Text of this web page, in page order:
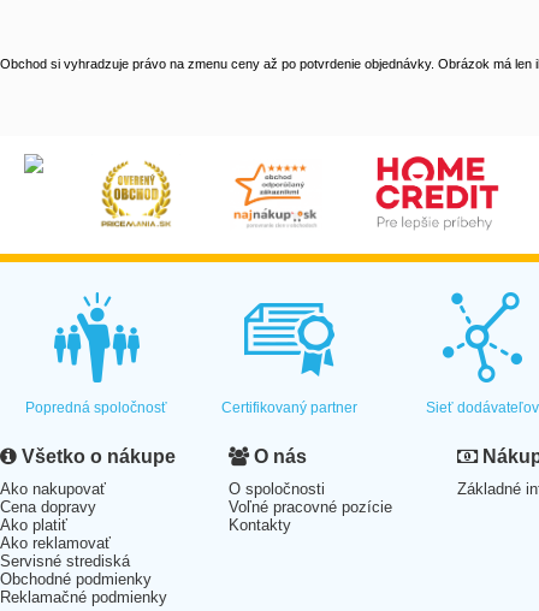
Obchod si vyhradzuje právo na zmenu ceny až po potvrdenie objednávky. Obrázok má len
Popredná spoločnosť Certifikovaný partner Sieť dodávateľov
Všetko o nákupe
Ako nakupovať
Cena dopravy
Ako platiť
Ako reklamovať
Servisné strediská
Obchodné podmienky
Reklamačné podmienky
O nás
O spoločnosti
Voľné pracovné pozície
Kontakty
Základné